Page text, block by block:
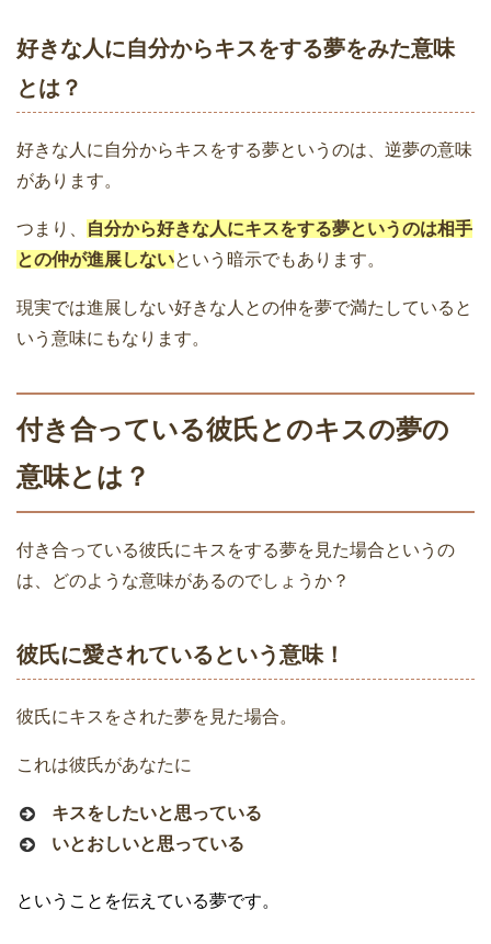
好きな人に自分からキスをする夢をみた意味
とは？
好きな人に自分からキスをする夢というのは、逆夢の意味
があります。
つまり、
自分から好きな人にキスをする夢というのは相手
との仲が進展しないという暗示でもあります。
現実では進展しない好きな人との仲を夢で満たしていると
いう意味にもなります。
付き合っている彼氏とのキスの夢の
意味とは？
付き合っている彼氏にキスをする夢を見た場合というの
は、どのような意味があるのでしょうか？
彼氏に愛されているという意味！
彼氏にキスをされた夢を見た場合。
これは彼氏があなたに
キスをしたいと思っている
いとおしいと思っている
ということを伝えている夢です。